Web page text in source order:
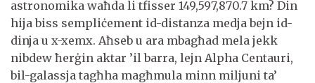
astronomika waħda li tfisser 149,597,870.7 km? Din
hija biss sempliċement id-distanza medja bejn id-
dinja u x-xemx. Aħseb u ara mbagħad mela jekk
nibdew ħerġin aktar ’il barra, lejn Alpha Centauri,
bil-galassja tagħha magħmula minn miljuni ta’